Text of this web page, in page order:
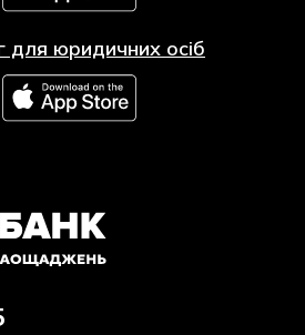
для юридичних осіб